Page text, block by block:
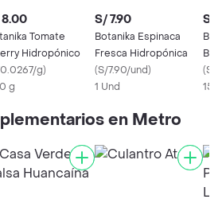
Tomate
Hidropónico
g)
g
S/ 7.90
Botanika Espinaca
Fresca Hidropónica
(S/7.90/und)
1 Und
S/
(S/
en Metro